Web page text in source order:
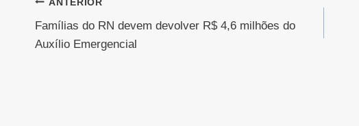
Navegação
de
ANTERIOR
Famílias do RN devem devolver R$ 4,6 milhões do
Auxílio Emergencial